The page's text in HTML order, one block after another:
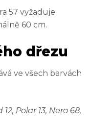
57 vyžaduje
60 cm.
dřezu
ve všech barvách
Polar 13, Nero 68,